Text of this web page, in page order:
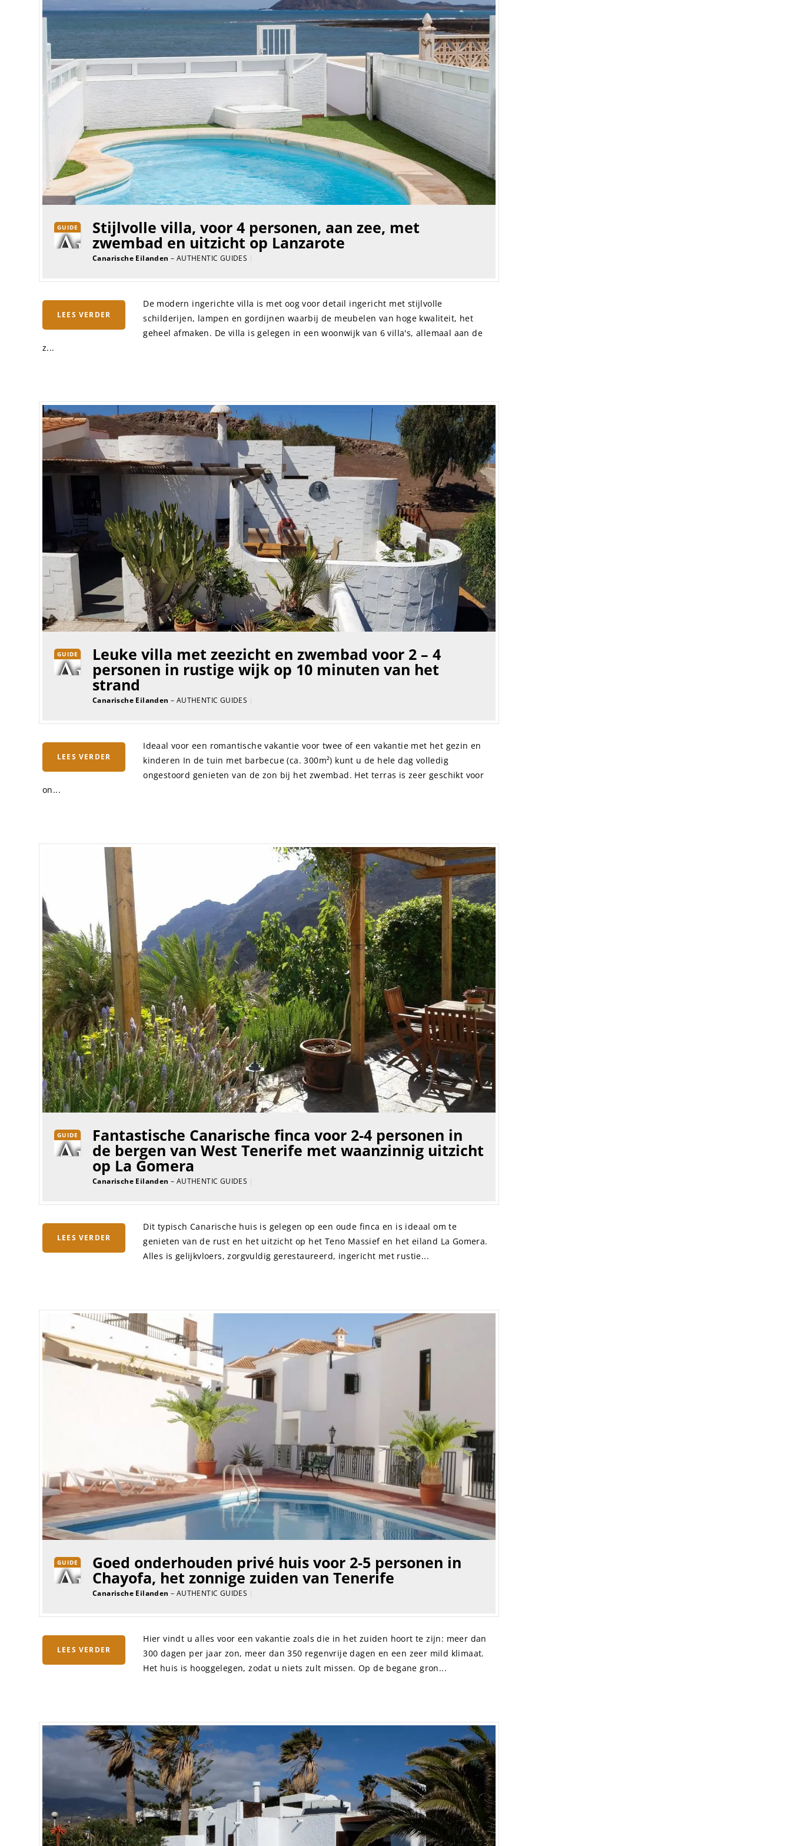
GUIDE Stijlvolle villa, voor 4 personen, aan zee, met
zwembad en uitzicht op Lanzarote
Canarische Eilanden – AUTHENTIC GUIDES |
LEES VERDER
De modern ingerichte villa is met oog voor detail ingericht met stijlvolle
schilderijen, lampen en gordijnen waarbij de meubelen van hoge kwaliteit, het
geheel afmaken. De villa is gelegen in een woonwijk van 6 villa's, allemaal aan de
z...
GUIDE Leuke villa met zeezicht en zwembad voor 2 – 4
personen in rustige wijk op 10 minuten van het
strand
Canarische Eilanden – AUTHENTIC GUIDES |
LEES VERDER
Ideaal voor een romantische vakantie voor twee of een vakantie met het gezin en
kinderen In de tuin met barbecue (ca. 300m²) kunt u de hele dag volledig
ongestoord genieten van de zon bij het zwembad. Het terras is zeer geschikt voor
on...
GUIDE Fantastische Canarische finca voor 2-4 personen in
de bergen van West Tenerife met waanzinnig uitzicht
op La Gomera
Canarische Eilanden – AUTHENTIC GUIDES |
LEES VERDER
Dit typisch Canarische huis is gelegen op een oude finca en is ideaal om te
genieten van de rust en het uitzicht op het Teno Massief en het eiland La Gomera.
Alles is gelijkvloers, zorgvuldig gerestaureerd, ingericht met rustie...
GUIDE Goed onderhouden privé huis voor 2-5 personen in
Chayofa, het zonnige zuiden van Tenerife
Canarische Eilanden – AUTHENTIC GUIDES |
LEES VERDER
Hier vindt u alles voor een vakantie zoals die in het zuiden hoort te zijn: meer dan
300 dagen per jaar zon, meer dan 350 regenvrije dagen en een zeer mild klimaat.
Het huis is hooggelegen, zodat u niets zult missen. Op de begane gron...